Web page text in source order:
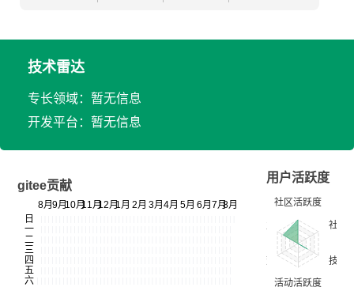
技术雷达
专长领域：暂无信息
开发平台：暂无信息
gitee贡献
用户活跃度